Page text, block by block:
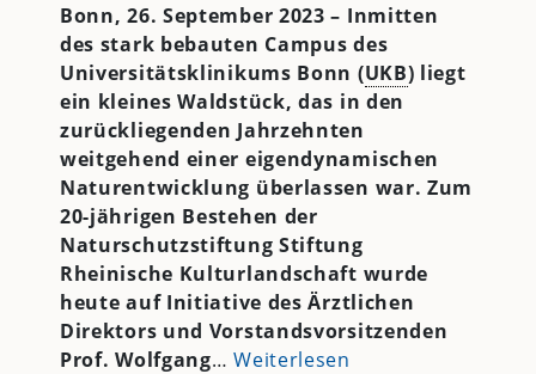
Bonn, 26. September 2023 – Inmitten
des stark bebauten Campus des
Universitätsklinikums Bonn (UKB) liegt
ein kleines Waldstück, das in den
zurückliegenden Jahrzehnten
weitgehend einer eigendynamischen
Naturentwicklung überlassen war. Zum
20-jährigen Bestehen der
Naturschutzstiftung Stiftung
Rheinische Kulturlandschaft wurde
heute auf Initiative des Ärztlichen
Direktors und Vorstandsvorsitzenden
Prof. Wolfgang…Weiterlesen